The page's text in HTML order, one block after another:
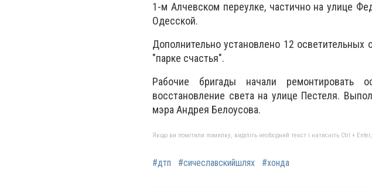
1-м Алчевском переулке, частично на улице
Одесской.
Дополнительно установлено 12
"парке счастья".
Рабочие бригады начали
восстановление света на улице Пестеля.
мэра Андрея Белоусова.
Якщо ви помітили помилку, виділіть необхідний текст і натисніть Ctrl +
#дтп #сичеславскийшлях #хонда